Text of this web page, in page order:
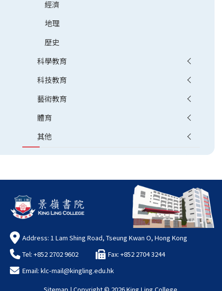
經濟
地理
歷史
科學教育
科技教育
藝術教育
體育
其他
Address: 1 Lam Shing Road, Tseung Kwan O, Hong Kong
Tel: +852 2702 9602
Fax: +852 2704 3244
Email: klc-mail@kingling.edu.hk